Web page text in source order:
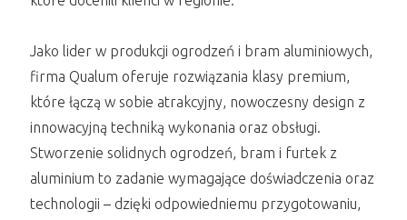
Jako lider w produkcji ogrodzeń i bram aluminiowych,
firma Qualum oferuje rozwiązania klasy premium,
które łączą w sobie atrakcyjny, nowoczesny design z
innowacyjną techniką wykonania oraz obsługi.
Stworzenie solidnych ogrodzeń, bram i furtek z
aluminium to zadanie wymagające doświadczenia oraz
technologii – dzięki odpowiedniemu przygotowaniu,